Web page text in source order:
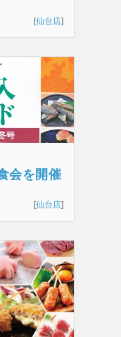
[仙台店]
会を開催
[仙台店]